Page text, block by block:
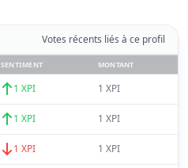
Votes récents liés à ce profil
SENTIMENT MONTANT
1 XPI 1 XPI
1 XPI 1 XPI
1 XPI 1 XPI